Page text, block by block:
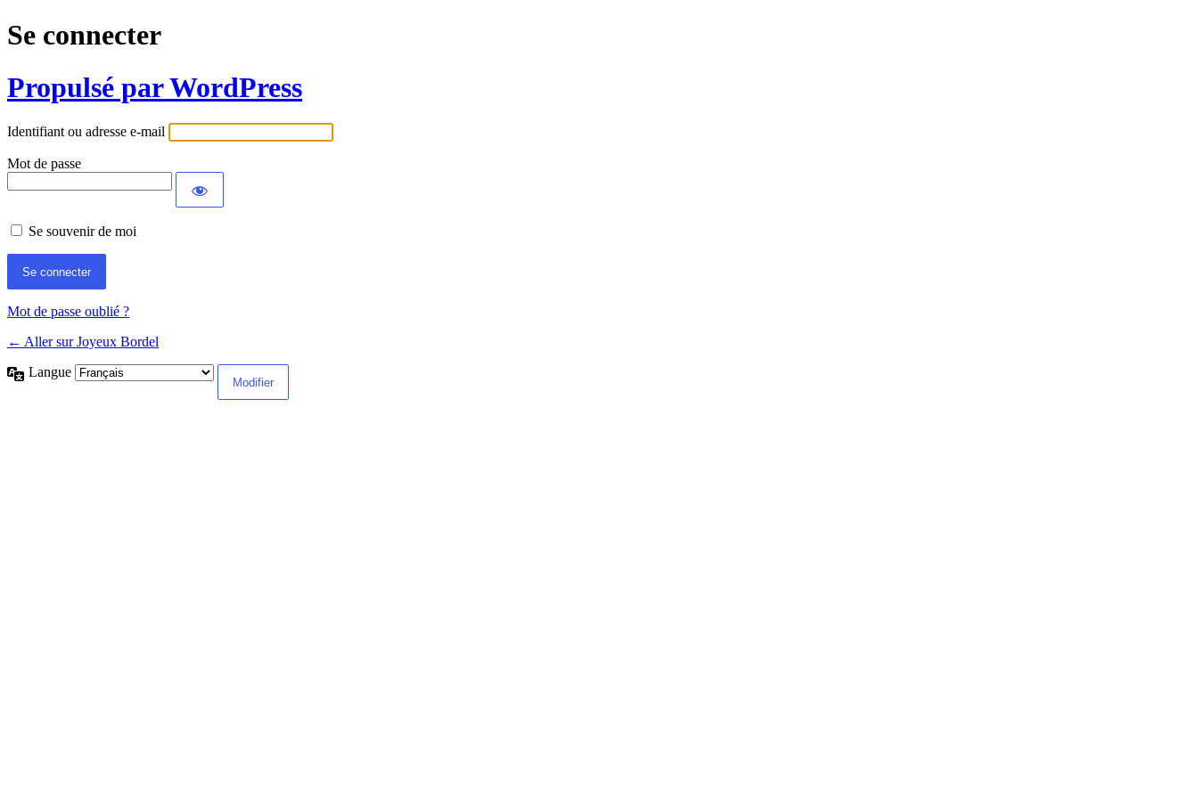
Se connecter
Propulsé par WordPress
Identifiant ou adresse e-mail
Mot de passe
Se souvenir de moi
Mot de passe oublié ?
← Aller sur Joyeux Bordel
Langue